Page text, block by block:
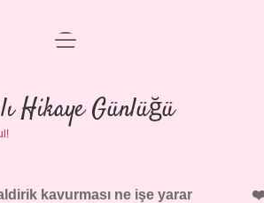
Anasayfa
Gizlilik Politikası
menüyü
Hikaye Günlüğü
kavurması ne işe yarar